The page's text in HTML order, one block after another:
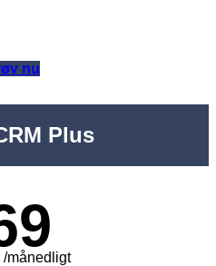
nu
Plus
/månedligt